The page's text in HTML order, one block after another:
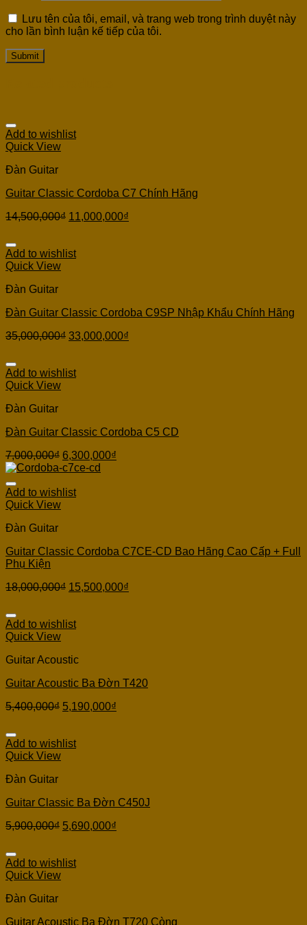
Lưu tên của tôi, email, và trang web trong trình duyệt này
cho lần bình luận kế tiếp của tôi.
Add to wishlist
Quick View
Đàn Guitar
Guitar Classic Cordoba C7 Chính Hãng
14,500,000₫ 11,000,000₫
Add to wishlist
Quick View
Đàn Guitar
Đàn Guitar Classic Cordoba C9SP Nhập Khẩu Chính Hãng
35,000,000₫ 33,000,000₫
Add to wishlist
Quick View
Đàn Guitar
Đàn Guitar Classic Cordoba C5 CD
7,000,000₫ 6,300,000₫
Add to wishlist
Quick View
Đàn Guitar
Guitar Classic Cordoba C7CE-CD Bao Hãng Cao Cấp + Full
Phụ Kiện
18,000,000₫ 15,500,000₫
Add to wishlist
Quick View
Guitar Acoustic
Guitar Acoustic Ba Đờn T420
5,400,000₫ 5,190,000₫
Add to wishlist
Quick View
Đàn Guitar
Guitar Classic Ba Đờn C450J
5,900,000₫ 5,690,000₫
Add to wishlist
Quick View
Đàn Guitar
Guitar Acoustic Ba Đờn T720 Còng